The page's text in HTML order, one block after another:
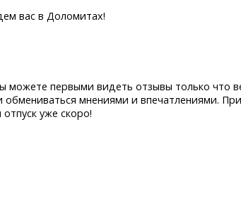
вас в Доломитах!
можете первыми видеть отзывы только что
мнениями и впечатлениями.
уже скоро!